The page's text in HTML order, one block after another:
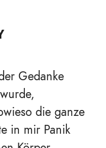
Gedanke
die ganze
in mir Panik